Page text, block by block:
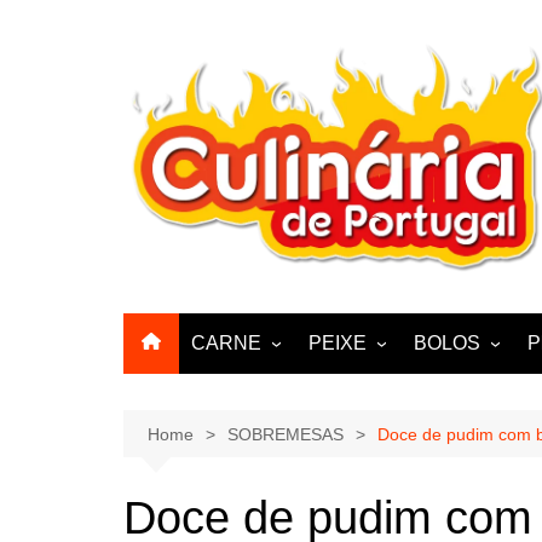
CARNE
FRANGO, PERÚ, PATO
PEIXE
POLVO, LULAS, CHOCO
BOLOS
BISCOITOS
PASTEIS,
CUPCAKES
Home SOBREMESAS Doce de pudim com
Doce de pudim